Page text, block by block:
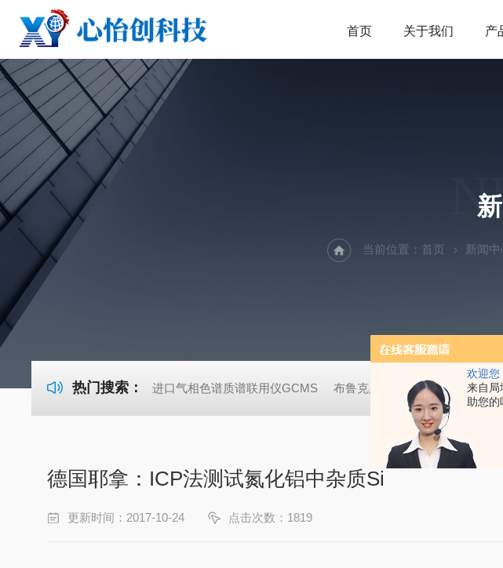
欢迎您
来自局
助您的
首页 关于我们 产
当前位置： 首页 新闻
热门搜索： 进口气相色谱质谱联用仪GCMS 布鲁克桌面型XRD衍射仪 岛
德国耶拿：ICP法测试氮化铝中杂质Si
更新时间：2017-10-24 点击次数：1819